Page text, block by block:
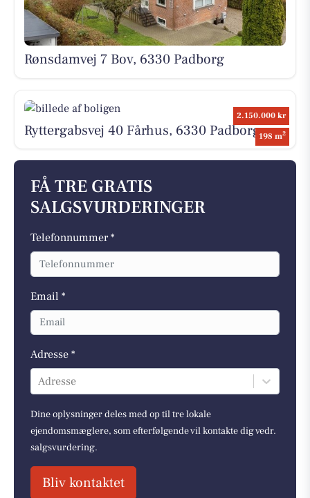
Rønsdamvej 7 Bov, 6330 Padborg
2.150.000 kr
198 m2
Ryttergabsvej 40 Fårhus, 6330 Padborg
FÅ TRE GRATIS
SALGSVURDERINGER
Telefonnummer *
Email *
Adresse *
Adresse
Dine oplysninger deles med op til tre lokale
ejendomsmæglere, som efterfølgende vil kontakte dig vedr.
salgsvurdering.
Bliv kontaktet